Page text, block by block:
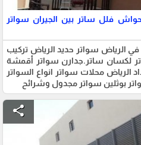
فلل ساتر بين الجيران سواتر
الرياض سواتر حديد الرياض تركيب
لكسان ساتر.جدارن سواتر أقمشة
الرياض محلات سواتر انواع السواتر
بوثلين سواتر مجدول وشرائح
share